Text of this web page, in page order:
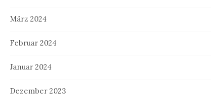
März 2024
Februar 2024
Januar 2024
Dezember 2023